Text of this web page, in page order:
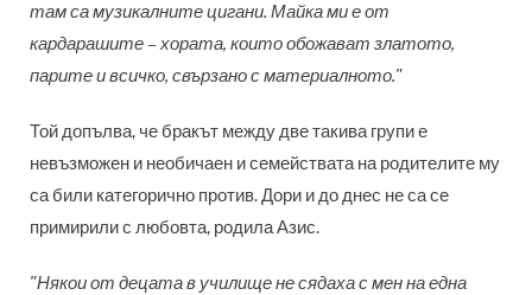
там са музикалните цигани. Майка ми е от
кардарашите – хората, които обожават златото,
парите и всичко, свързано с материалното."
Той допълва, че бракът между две такива групи е
невъзможен и необичаен и семействата на родителите му
са били категорично против. Дори и до днес не са се
примирили с любовта, родила Азис.
"Някои от децата в училище не сядаха с мен на една